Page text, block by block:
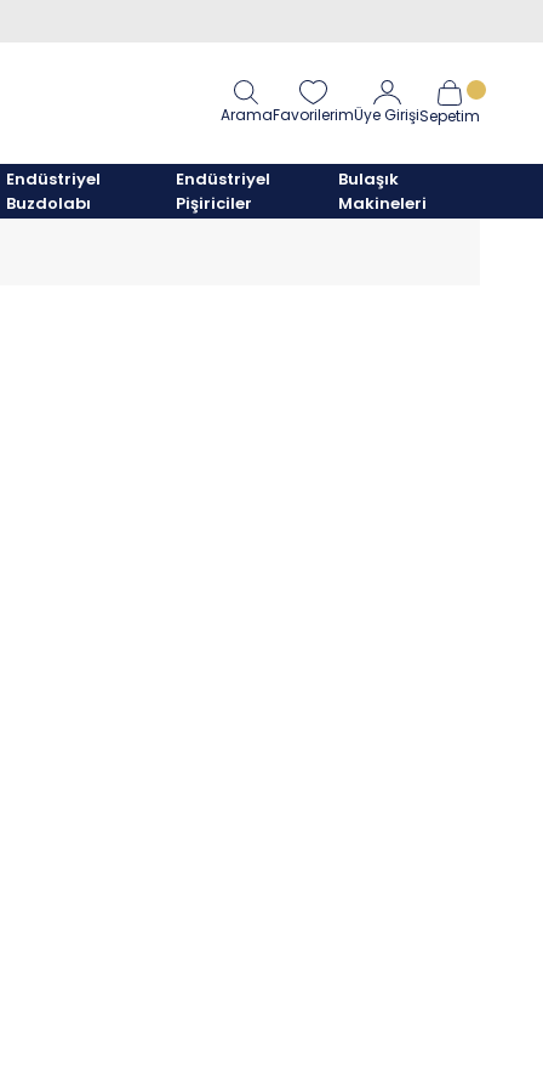
AramaFavorilerimÜye GirişiSepetim
Endüstriyel
Buzdolabı
Endüstriyel
Pişiriciler
Bulaşık
Makineleri